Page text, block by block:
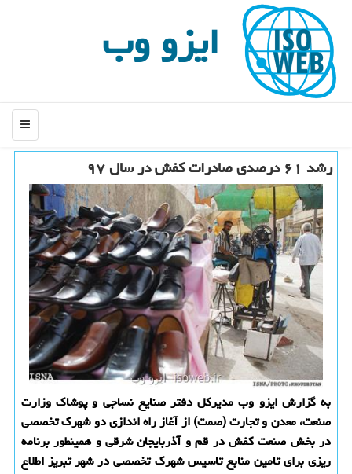
ایزو وب
منو
رشد ۶۱ درصدی صادرات كفش در سال ۹۷
به گزارش ایزو وب مدیركل دفتر صنایع نساجی و پوشاك وزارت
صنعت، معدن و تجارت (صمت) از آغاز راه اندازی دو شهرك تخصصی
در بخش صنعت كفش در قم و آذربایجان شرقی و همینطور برنامه
ریزی برای تامین منابع تاسیس شهرك تخصصی در شهر تبریز اطلاع